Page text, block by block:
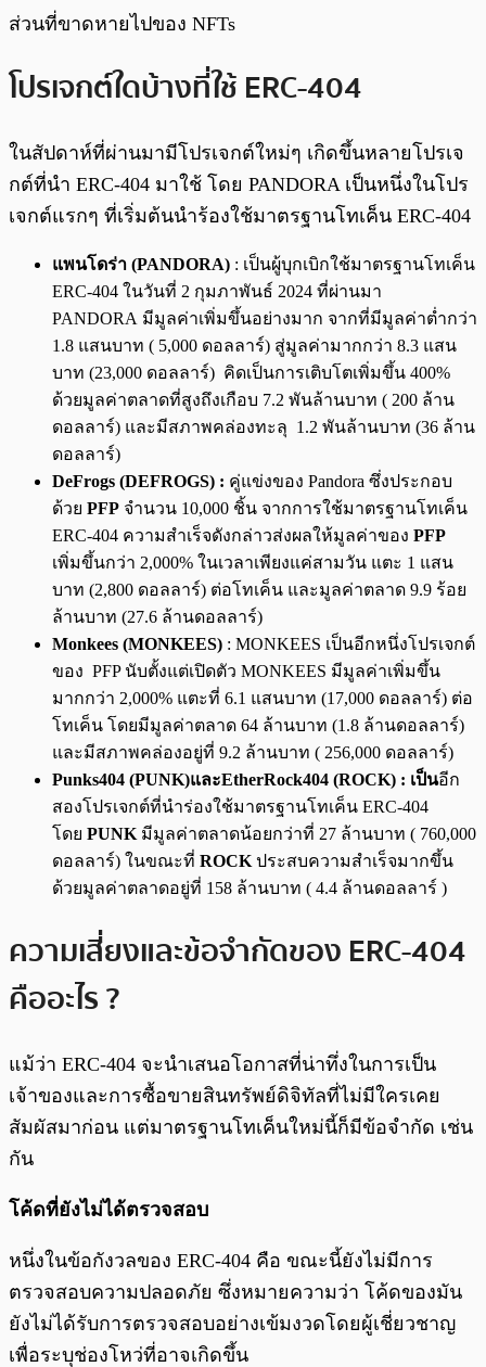
ส่วนที่ขาดหายไปของ NFTs
โปรเจกต์ใดบ้างที่ใช้ ERC-404
ในสัปดาห์ที่ผ่านมามีโปรเจกต์ใหม่ๆ เกิดขึ้นหลายโปรเจ
กต์ที่นำ ERC-404 มาใช้ โดย PANDORA เป็นหนึ่งในโปร
เจกต์แรกๆ ที่เริ่มต้นนําร้องใช้มาตรฐานโทเค็น ERC-404
แพนโดร่า (PANDORA) : เป็นผู้บุกเบิกใช้มาตรฐานโทเค็น
ERC-404 ในวันที่ 2 กุมภาพันธ์ 2024 ที่ผ่านมา
PANDORA มีมูลค่าเพิ่มขึ้นอย่างมาก จากที่มีมูลค่าต่ำกว่า
1.8 แสนบาท ( 5,000 ดอลลาร์) สู่มูลค่ามากกว่า 8.3 แสน
บาท (23,000 ดอลลาร์) คิดเป็นการเติบโตเพิ่มขึ้น 400%
ด้วยมูลค่าตลาดที่สูงถึงเกือบ 7.2 พันล้านบาท ( 200 ล้าน
ดอลลาร์) และมีสภาพคล่องทะลุ 1.2 พันล้านบาท (36 ล้าน
ดอลลาร์)
DeFrogs (DEFROGS) : คู่แข่งของ Pandora ซึ่งประกอบ
ด้วย PFP จำนวน 10,000 ชิ้น จากการใช้มาตรฐานโทเค็น
ERC-404 ความสําเร็จดังกล่าวส่งผลให้มูลค่าของ PFP
เพิ่มขึ้นกว่า 2,000% ในเวลาเพียงแค่สามวัน แตะ 1 แสน
บาท (2,800 ดอลลาร์) ต่อโทเค็น และมูลค่าตลาด 9.9 ร้อย
ล้านบาท (27.6 ล้านดอลลาร์)
Monkees (MONKEES) : MONKEES เป็นอีกหนึ่งโปรเจกต์
ของ PFP นับตั้งแต่เปิดตัว MONKEES มีมูลค่าเพิ่มขึ้น
มากกว่า 2,000% แตะที่ 6.1 แสนบาท (17,000 ดอลลาร์) ต่อ
โทเค็น โดยมีมูลค่าตลาด 64 ล้านบาท (1.8 ล้านดอลลาร์)
และมีสภาพคล่องอยู่ที่ 9.2 ล้านบาท ( 256,000 ดอลลาร์)
Punks404 (PUNK)และEtherRock404 (ROCK) : เป็นอีก
สองโปรเจกต์ที่นำร่องใช้มาตรฐานโทเค็น ERC-404
โดย PUNK มีมูลค่าตลาดน้อยกว่าที่ 27 ล้านบาท ( 760,000
ดอลลาร์) ในขณะที่ ROCK ประสบความสำเร็จมากขึ้น
ด้วยมูลค่าตลาดอยู่ที่ 158 ล้านบาท ( 4.4 ล้านดอลลาร์ )
ความเสี่ยงและข้อจำกัดของ ERC-404
คืออะไร ?
แม้ว่า ERC-404 จะนำเสนอโอกาสที่น่าทึ่งในการเป็น
เจ้าของและการซื้อขายสินทรัพย์ดิจิทัลที่ไม่มีใครเคย
สัมผัสมาก่อน แต่มาตรฐานโทเค็นใหม่นี้ก็มีข้อจำกัด เช่น
กัน
โค้ดที่ยังไม่ได้ตรวจสอบ
หนึ่งในข้อกังวลของ ERC-404 คือ ขณะนี้ยังไม่มีการ
ตรวจสอบความปลอดภัย ซึ่งหมายความว่า โค้ดของมัน
ยังไม่ได้รับการตรวจสอบอย่างเข้มงวดโดยผู้เชี่ยวชาญ
เพื่อระบุช่องโหว่ที่อาจเกิดขึ้น